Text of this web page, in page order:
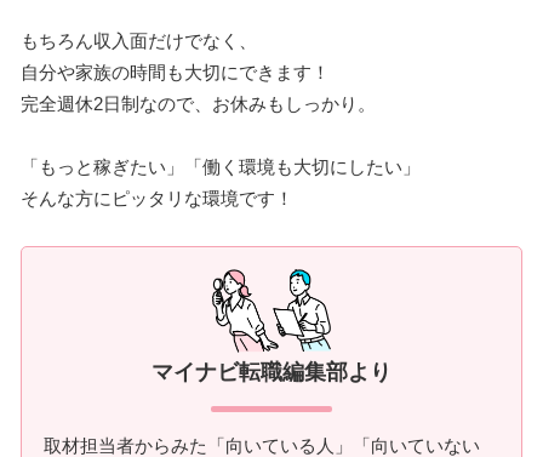
もちろん収入面だけでなく、
自分や家族の時間も大切にできます！
完全週休2日制なので、お休みもしっかり。
「もっと稼ぎたい」「働く環境も大切にしたい」
そんな方にピッタリな環境です！
マイナビ転職編集部より
取材担当者からみた「向いている人」「向いていない